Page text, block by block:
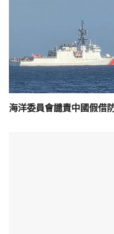
海洋委員會譴責中國假借